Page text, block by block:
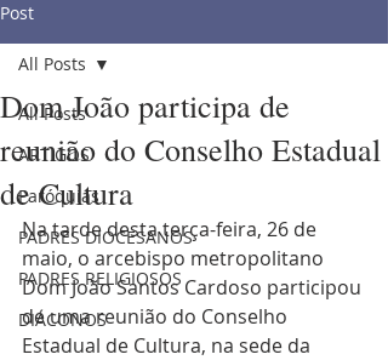
Post
All Posts
ARTIGOS
Paróquias
PADRES DIOCESANOS
PADRES RELIGIOSOS
DIÁCONOS
All Posts
Dom João participa de
reunião do Conselho Estadual
de Cultura
Na tarde desta terça-feira, 26 de
maio, o arcebispo metropolitano
Dom João Santos Cardoso participou
de uma reunião do Conselho
Estadual de Cultura, na sede da